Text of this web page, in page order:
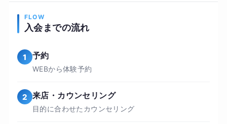
タル可能！ ・ボクシングとエンターテインメント
イエットだけじゃ物足りないという方、一緒に楽
しくボクシングを始めましょう！ ・一人一人にカ
け！ 経験と知識が豊富なトレーナーがあなたのレ
ベルや強度に合わせたトレーニングメニューを設
FLOW
入会までの流れ
1 予約
WEBから体験予約
2 来店・カウンセリング
目的に合わせたカウンセリング